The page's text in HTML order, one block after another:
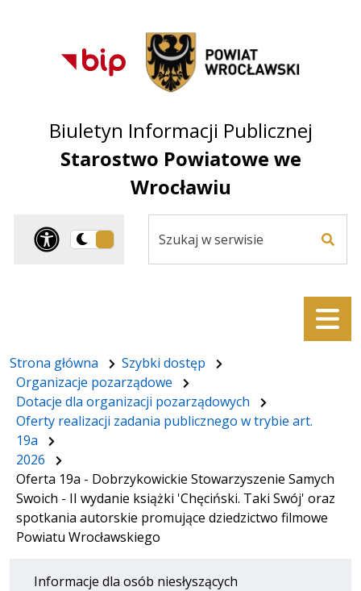
Przejdź do
głównego menu
Przejdź do treści
Przejdź do mapy
serwisu
Biuletyn Informacji Publicznej
Starostwo Powiatowe we
Wrocławiu
Panel dostosowania
Przełącz
serwisie
Menu
Strona główna
Szybki dostęp
Organizacje pozarządowe
Dotacje dla organizacji pozarządowych
Oferty realizacji zadania publicznego w trybie art.
19a
2026
Oferta 19a - Dobrzykowickie Stowarzyszenie Samych
Swoich - II wydanie książki 'Chęciński. Taki Swój' oraz
spotkania autorskie promujące dziedzictwo filmowe
Powiatu Wrocławskiego
Informacje dla osób niesłyszących